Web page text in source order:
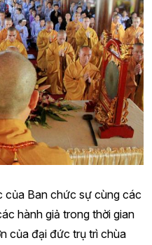
của Ban chức sự cùng các
hành giả trong thời gian
của đại đức trụ trì chùa